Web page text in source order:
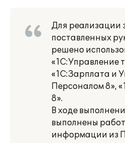
Для реализации
поставленных
решено
«1С:Управление
«1С:Зарплата и
Персоналом 8»,
8».
В ходе
выполнены
информации из